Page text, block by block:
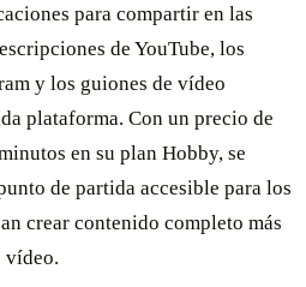
para compartir en las
de YouTube, los
y los guiones de vídeo
plataforma. Con un precio de
en su plan Hobby, se
de partida accesible para los
crear contenido completo más
vídeo.